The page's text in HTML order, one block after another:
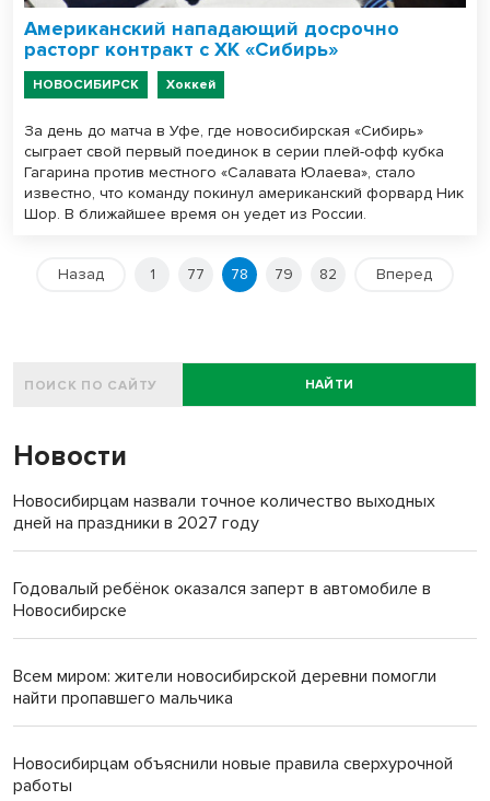
Американский нападающий досрочно
расторг контракт с ХК «Сибирь»
НОВОСИБИРСК Хоккей
За день до матча в Уфе, где новосибирская «Сибирь»
сыграет свой первый поединок в серии плей-офф кубка
Гагарина против местного «Салавата Юлаева», стало
известно, что команду покинул американский форвард Ник
Шор. В ближайшее время он уедет из России.
Назад 1 77 78 79 82 Вперед
НАЙТИ
Новости
Новосибирцам назвали точное количество выходных
дней на праздники в 2027 году
Годовалый ребёнок оказался заперт в автомобиле в
Новосибирске
Всем миром: жители новосибирской деревни помогли
найти пропавшего мальчика
Новосибирцам объяснили новые правила сверхурочной
работы